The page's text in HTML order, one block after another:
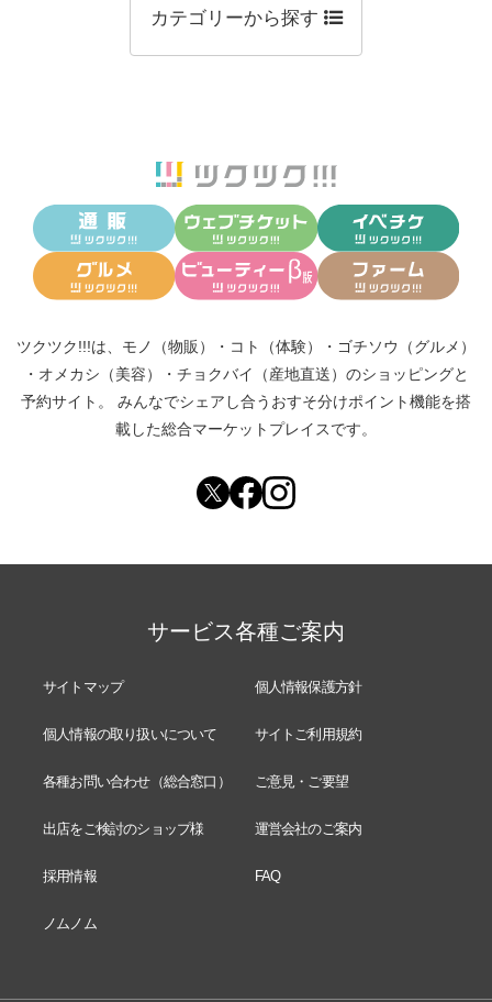
カテゴリーから探す
ツクツク!!!は、 モノ（物販） ・ コト（体験） ・ ゴチソウ（グルメ）
・ オメカシ（美容） ・ チョクバイ（産地直送） のショッピングと
予約サイト。
みんなでシェアし合う おすそ分けポイント機能を搭
載した総合マーケットプレイスです。
サービス各種ご案内
サイトマップ 個人情報保護方針
個人情報の取り扱いについて サイトご利用規約
各種お問い合わせ（総合窓口） ご意見・ご要望
出店をご検討のショップ様 運営会社のご案内
採用情報 FAQ
ノムノム